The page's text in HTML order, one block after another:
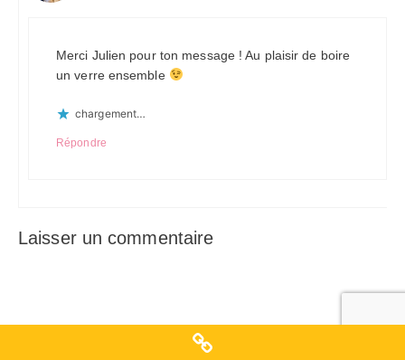
Merci Julien pour ton message ! Au plaisir de boire
un verre ensemble
chargement…
Répondre
Laisser un commentaire